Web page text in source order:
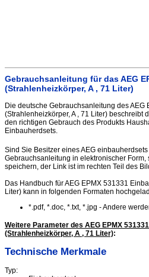
Gebrauchsanleitung für das AEG
(Strahlenheizkörper, A , 71 Liter)
Die deutsche Gebrauchsanleitung des
(Strahlenheizkörper, A , 71 Liter) beschreibt
den richtigen Gebrauch des Produkts
Einbauherdsets.
Sind Sie Besitzer eines AEG
Gebrauchsanleitung in elektronischer
speichern, der Link ist im rechten Teil des
Das Handbuch für AEG EPMX 531331
Liter) kann in folgenden Formaten
*.pdf, *.doc, *.txt, *.jpg - Andere
Weitere Parameter des AEG EPMX
(Strahlenheizkörper, A , 71 Liter):
Technische Merkmale
Typ: